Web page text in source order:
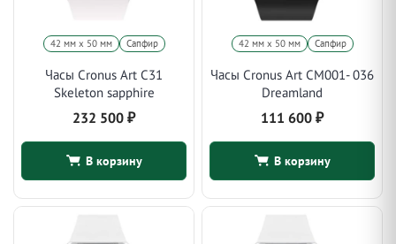
42 мм x 50 мм Сапфир
Часы Cronus Art C31
Skeleton sapphire
232 500 ₽
В корзину
42 мм x 50 мм Сапфир
Часы Cronus Art CM001- 036
Dreamland
111 600 ₽
В корзину